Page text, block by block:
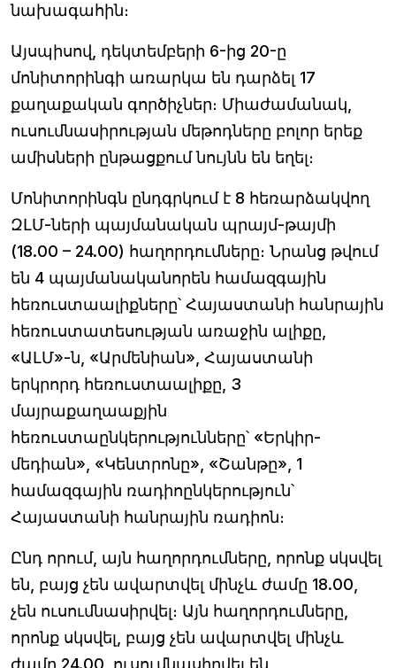
նախագահին։
Այսպիսով, դեկտեմբերի 6-ից 20-ը
մոնիտորինգի առարկա են դարձել 17
քաղաքական գործիչներ։ Միաժամանակ,
ուսումնասիրության մեթոդները բոլոր երեք
ամիսների ընթացքում նույնն են եղել։
Մոնիտորինգն ընդգրկում է 8 հեռարձակվող
ԶԼՄ-ների պայմանական պրայմ-թայմի
(18.00 – 24.00) հաղորդումները։ Նրանց թվում
են 4 պայմանականորեն համազգային
հեռուստաալիքները՝ Հայաստանի հանրային
հեռուստատեսության առաջին ալիքը,
«ԱԼՄ»-ն, «Արմենիան», Հայաստանի
երկրորդ հեռուստաալիքը, 3
մայրաքաղաաքյին
հեռուստաընկերությունները՝ «Երկիր-
մեդիան», «Կենտրոնը», «Շանթը», 1
համազգային ռադիոընկերություն՝
Հայաստանի հանրային ռադիոն։
Ընդ որում, այն հաղորդումները, որոնք սկսվել
են, բայց չեն ավարտվել մինչև ժամը 18.00,
չեն ուսումնասիրվել։ Այն հաղորդումները,
որոնք սկսվել, բայց չեն ավարտվել մինչև
ժամը 24.00, ուսումնասիրվել են